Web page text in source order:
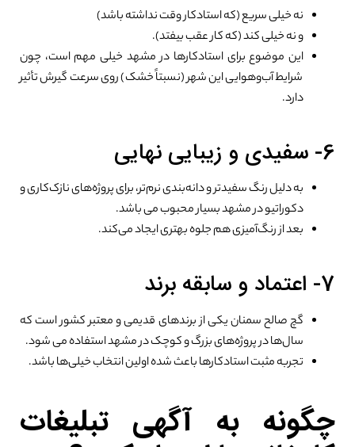
نه خیلی سریع (که استادکار وقت نداشته باشد)
و نه خیلی کند (که کار عقب بیفتد).
این موضوع برای استادکارها در مشهد خیلی مهم است، چون
شرایط آب‌وهوایی این شهر (نسبتاً خشک) روی سرعت گیرش تأثیر
دارد.
6- سفیدی و زیبایی نهایی
به دلیل رنگ سفیدتر و دانه‌بندی نرم‌تر، برای پروژه‌های نازک‌کاری و
دکوراتیو در مشهد بسیار محبوب می باشد.
بعد از رنگ‌آمیزی هم جلوه بهتری ایجاد می‌کند.
7- اعتماد و سابقه برند
گچ صالح سمنان یکی از برندهای قدیمی و معتبر کشور است که
سال‌ها در پروژه‌های بزرگ و کوچک در مشهد استفاده می شود.
تجربه مثبت استادکارها باعث شده اولین انتخاب خیلی‌ها باشد.
چگونه به آگهی تبلیغات